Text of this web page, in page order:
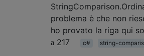
problema è che non
ho provato la riga qui
217
c# string-